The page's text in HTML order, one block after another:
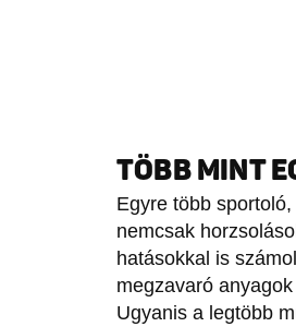
TÖBB MINT
Egyre több
nemcsak
hatásokkal is
megzavaró
Ugyanis a legtöbb